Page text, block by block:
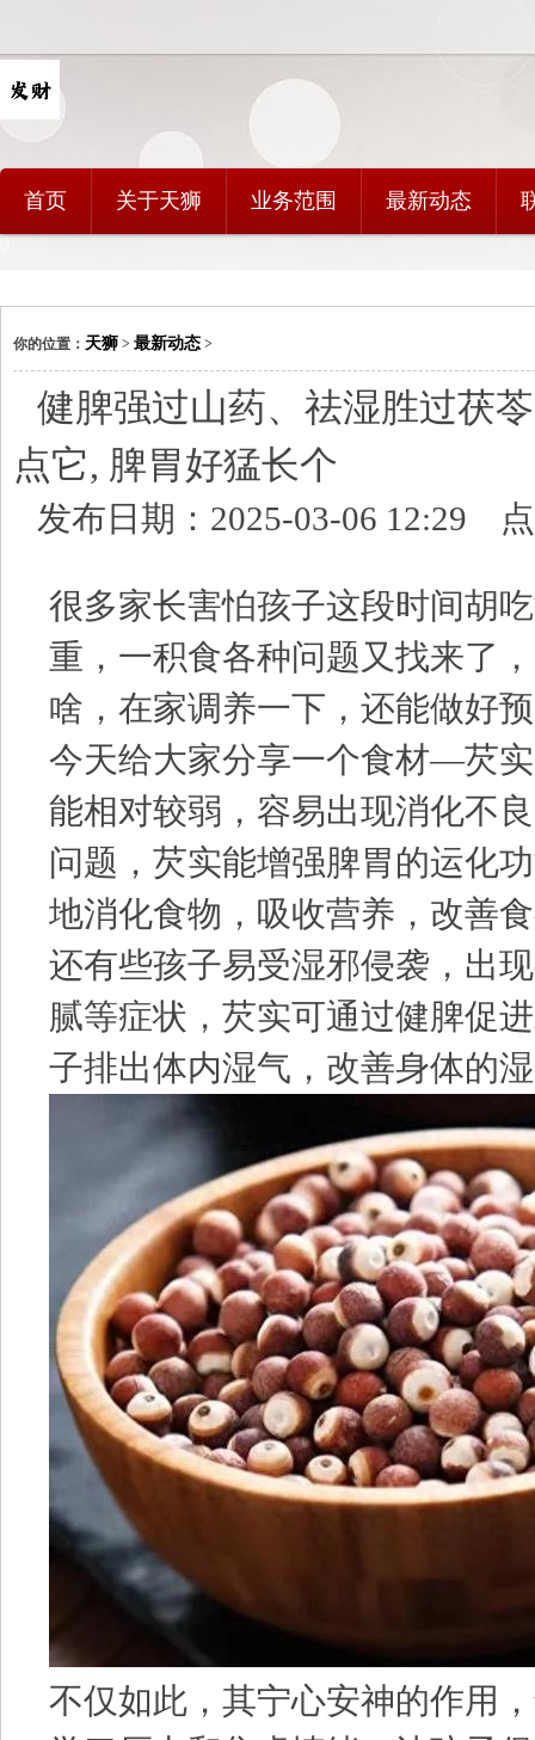
首页 关于天狮 业务范围 最新动态
你的位置： 天狮 > 最新动态 >
健脾强过山药、祛湿胜过茯
点它, 脾胃好猛长个
发布日期：2025-03-06 12:29
很多家长害怕孩子这段时间胡
重，一积食各种问题又找来了
啥，在家调养一下，还能做好
今天给大家分享一个食材—芡
能相对较弱，容易出现消化不
问题，芡实能增强脾胃的运化
地消化食物，吸收营养，改善
还有些孩子易受湿邪侵袭，出
腻等症状，芡实可通过健脾促
子排出体内湿气，改善身体的
不仅如此，其宁心安神的作用